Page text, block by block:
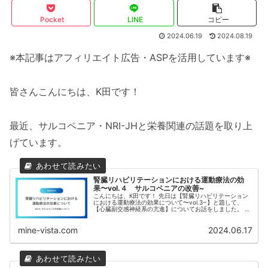
Pocket LINE コピー
2024.06.19 2024.08.19
※本記事はアフィリエイト広告・ASPを活用しています※
皆さんこんにちは、K田です！
最近、サルコペニア・NRI-JHと栄養関連の話題を取り上
げています。
腎臓リハビリテーションにおける運動療法の効
果〜vol.４ サルコペニアの改善~
こんにちは、K田です！ 先日は【腎臓リハビリテーション
における運動療法の効果について〜vol.3~】と題して、
【心臓副交感神経系の亢進】についてお話をしました。 今
mine-vista.com 2024.06.17